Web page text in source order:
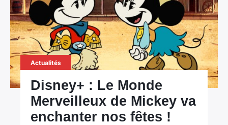
Actualités
Disney+ : Le Monde
Merveilleux de Mickey va
enchanter nos fêtes !